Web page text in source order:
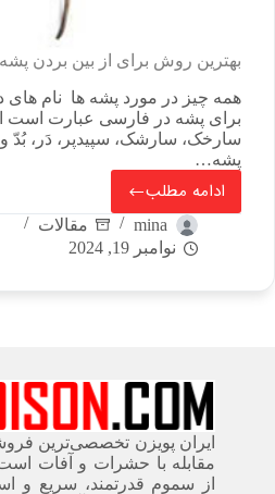
بهترین روش برای از بین بردن پشه
همه چیز در مورد پشه ها نام های
برای پشه در فارسی عبارت است
سارخک، سارشک، سپیدپر، دَر،
پشه…
ادامه مطلب
mina
مقالات
نوامبر 19, 2024
ایران پویزن تخصصی‌ترین
مقابله با حشرات و آفات
از سموم قدرتمند، سریع‌ و